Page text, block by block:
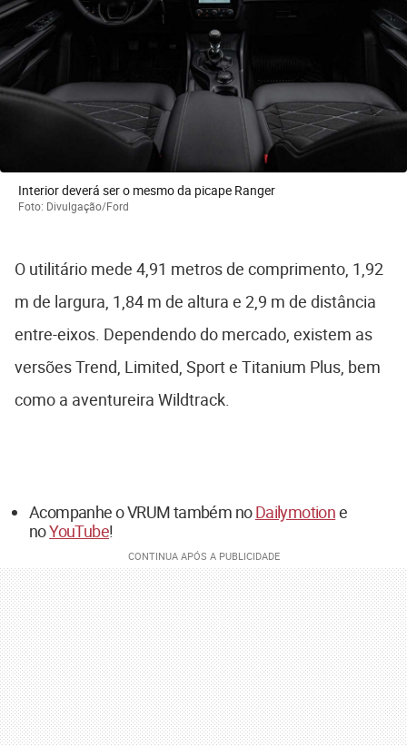
Interior deverá ser o mesmo da picape Ranger
Foto: Divulgação/Ford
O utilitário mede 4,91 metros de comprimento, 1,92
m de largura, 1,84 m de altura e 2,9 m de distância
entre-eixos. Dependendo do mercado, existem as
versões Trend, Limited, Sport e Titanium Plus, bem
como a aventureira Wildtrack.
Acompanhe o VRUM também noDailymotione
noYouTube!